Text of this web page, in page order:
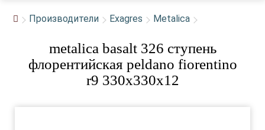
Производители Exagres Metalica
metalica basalt 326 ступень
флорентийская peldano fiorentino
r9 330x330x12